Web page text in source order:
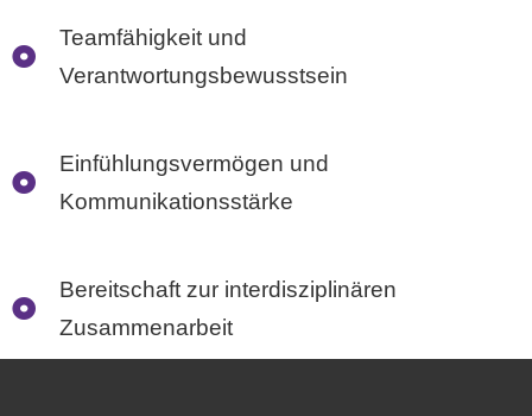
Teamfähigkeit und
Verantwortungsbewusstsein
Einfühlungsvermögen und
Kommunikationsstärke
Bereitschaft zur interdisziplinären
Zusammenarbeit